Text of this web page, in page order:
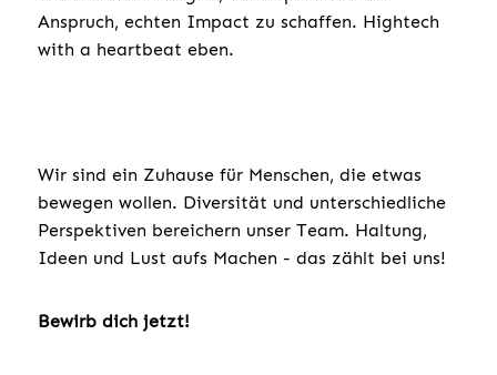
Anspruch, echten Impact zu schaffen. Hightech
with a heartbeat eben.
Wir sind ein Zuhause für Menschen, die etwas
bewegen wollen. Diversität und unterschiedliche
Perspektiven bereichern unser Team. Haltung,
Ideen und Lust aufs Machen - das zählt bei uns!
Bewirb dich jetzt!